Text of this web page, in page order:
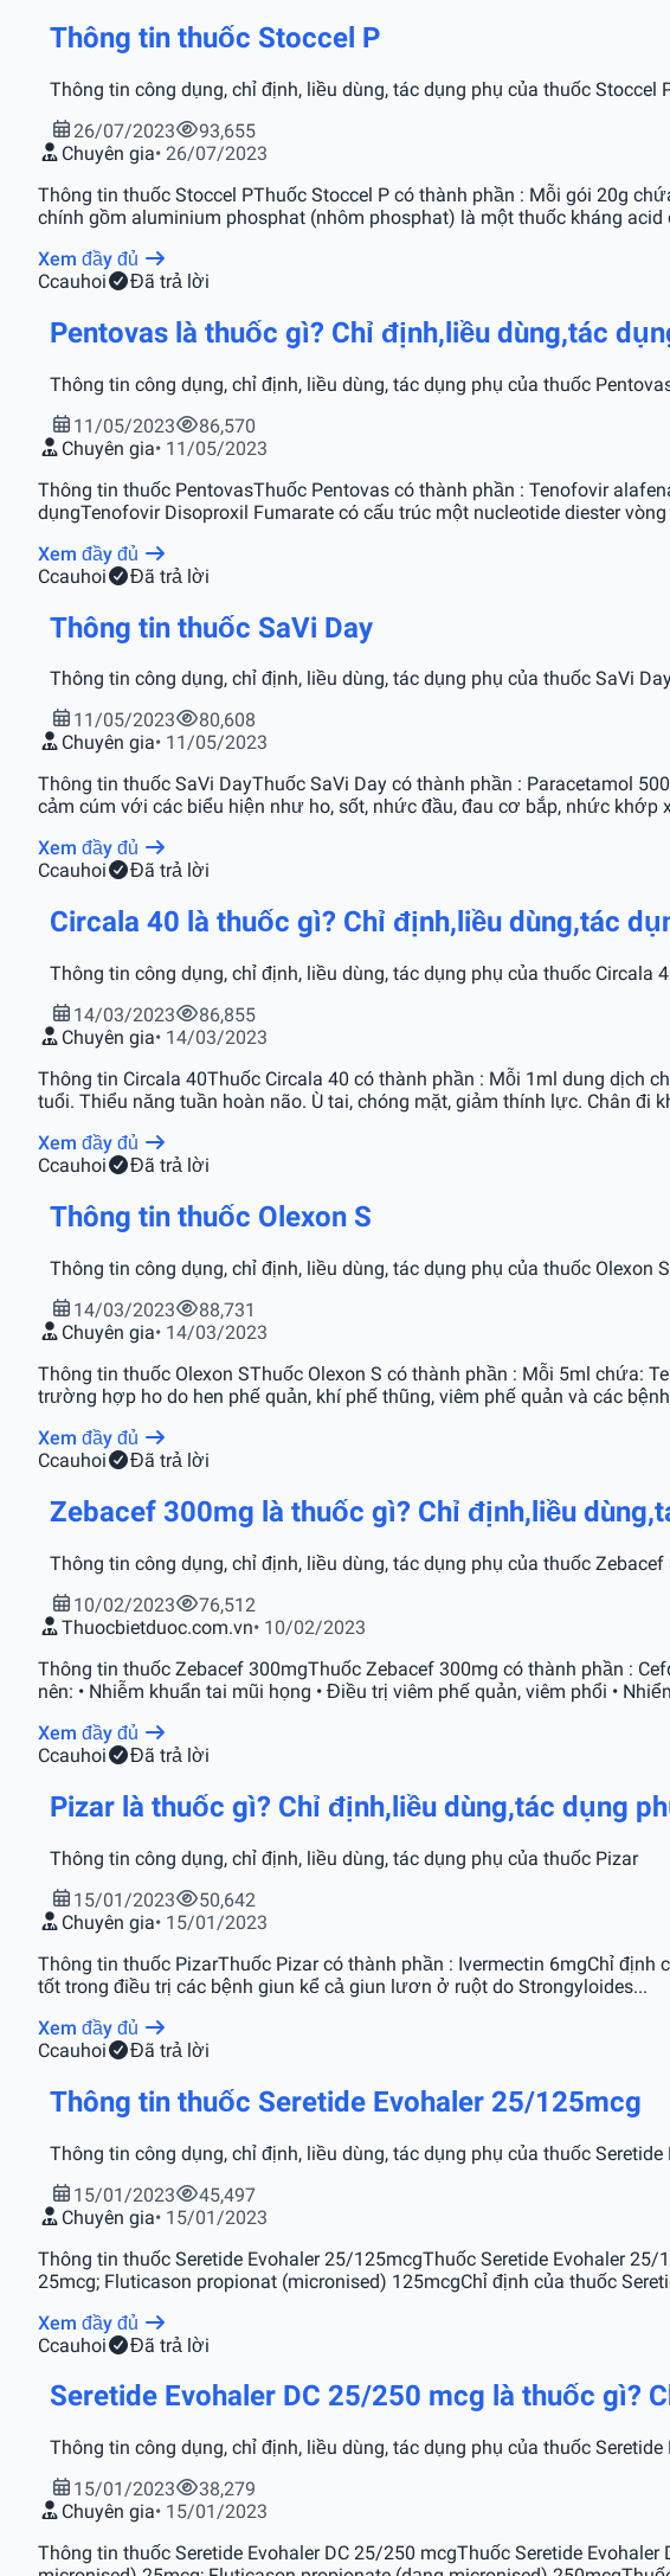
Thông tin thuốc Stoccel P
Thông tin công dụng, chỉ định, liều dùng, tác dụng phụ của thuốc Stoccel
26/07/2023
93,655
Chuyên gia• 26/07/2023
Thông tin thuốc Stoccel PThuốc Stoccel P có thành phần : Mỗi gói 20g
chính gồm aluminium phosphat (nhôm phosphat) là một thuốc kháng acid
Xem đầy đủ
Ccauhoi Đã trả lời
Pentovas là thuốc gì? Chỉ định,liều dùng,tác
Thông tin công dụng, chỉ định, liều dùng, tác dụng phụ của thuốc
11/05/2023
86,570
Chuyên gia• 11/05/2023
Thông tin thuốc PentovasThuốc Pentovas có thành phần : Tenofovir
dụngTenofovir Disoproxil Fumarate có cấu trúc một nucleotide diester vòng
Xem đầy đủ
Ccauhoi Đã trả lời
Thông tin thuốc SaVi Day
Thông tin công dụng, chỉ định, liều dùng, tác dụng phụ của thuốc SaVi
11/05/2023
80,608
Chuyên gia• 11/05/2023
Thông tin thuốc SaVi DayThuốc SaVi Day có thành phần : Paracetamol
cảm cúm với các biểu hiện như ho, sốt, nhức đầu, đau cơ bắp, nhức khớp
Xem đầy đủ
Ccauhoi Đã trả lời
Circala 40 là thuốc gì? Chỉ định,liều dùng,tác
Thông tin công dụng, chỉ định, liều dùng, tác dụng phụ của thuốc Circala
14/03/2023
86,855
Chuyên gia• 14/03/2023
Thông tin Circala 40Thuốc Circala 40 có thành phần : Mỗi 1ml dung dịch
tuổi. Thiểu năng tuần hoàn não. Ù tai, chóng mặt, giảm thính lực. Chân đi
Xem đầy đủ
Ccauhoi Đã trả lời
Thông tin thuốc Olexon S
Thông tin công dụng, chỉ định, liều dùng, tác dụng phụ của thuốc Olexon S
14/03/2023
88,731
Chuyên gia• 14/03/2023
Thông tin thuốc Olexon SThuốc Olexon S có thành phần : Mỗi 5ml chứa:
trường hợp ho do hen phế quản, khí phế thũng, viêm phế quản và các
Xem đầy đủ
Ccauhoi Đã trả lời
Zebacef 300mg là thuốc gì? Chỉ định,liều
Thông tin công dụng, chỉ định, liều dùng, tác dụng phụ của thuốc Zebacef
10/02/2023
76,512
Thuocbietduoc.com.vn• 10/02/2023
Thông tin thuốc Zebacef 300mgThuốc Zebacef 300mg có thành phần :
nên: • Nhiễm khuẩn tai mũi họng • Điều trị viêm phế quản, viêm phổi •
Xem đầy đủ
Ccauhoi Đã trả lời
Pizar là thuốc gì? Chỉ định,liều dùng,tác dụng
Thông tin công dụng, chỉ định, liều dùng, tác dụng phụ của thuốc Pizar
15/01/2023
50,642
Chuyên gia• 15/01/2023
Thông tin thuốc PizarThuốc Pizar có thành phần : Ivermectin 6mgChỉ
tốt trong điều trị các bệnh giun kể cả giun lươn ở ruột do Strongyloides...
Xem đầy đủ
Ccauhoi Đã trả lời
Thông tin thuốc Seretide Evohaler 25/125mcg
Thông tin công dụng, chỉ định, liều dùng, tác dụng phụ của thuốc
15/01/2023
45,497
Chuyên gia• 15/01/2023
Thông tin thuốc Seretide Evohaler 25/125mcgThuốc Seretide Evohaler
25mcg; Fluticason propionat (micronised) 125mcgChỉ định của thuốc
Xem đầy đủ
Ccauhoi Đã trả lời
Seretide Evohaler DC 25/250 mcg là thuốc gì?
Thông tin công dụng, chỉ định, liều dùng, tác dụng phụ của thuốc
15/01/2023
38,279
Chuyên gia• 15/01/2023
Thông tin thuốc Seretide Evohaler DC 25/250 mcgThuốc Seretide